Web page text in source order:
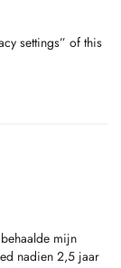
settings” of this
mijn
nadien 2,5 jaar